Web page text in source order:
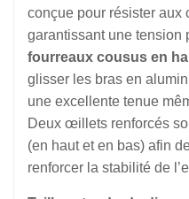
conçue pour résister aux
garantissant une tension
fourreaux cousus en
glisser les bras en
une excellente tenue
Deux œillets renforcés
(en haut et en bas) afin
renforcer la stabilité de